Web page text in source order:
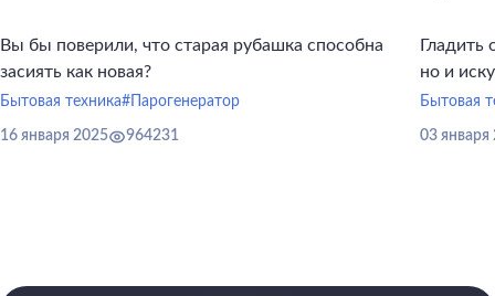
Вы бы поверили, что старая рубашка способна
засиять как новая?
Бытовая техника#Парогенератор
16 января 2025 964231
Гладить
но и
Бытовая
03 января